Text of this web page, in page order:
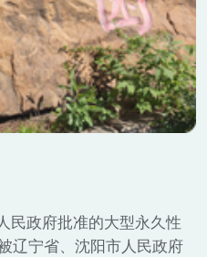
民政府批准的大型永久性
辽宁省、沈阳市人民政府